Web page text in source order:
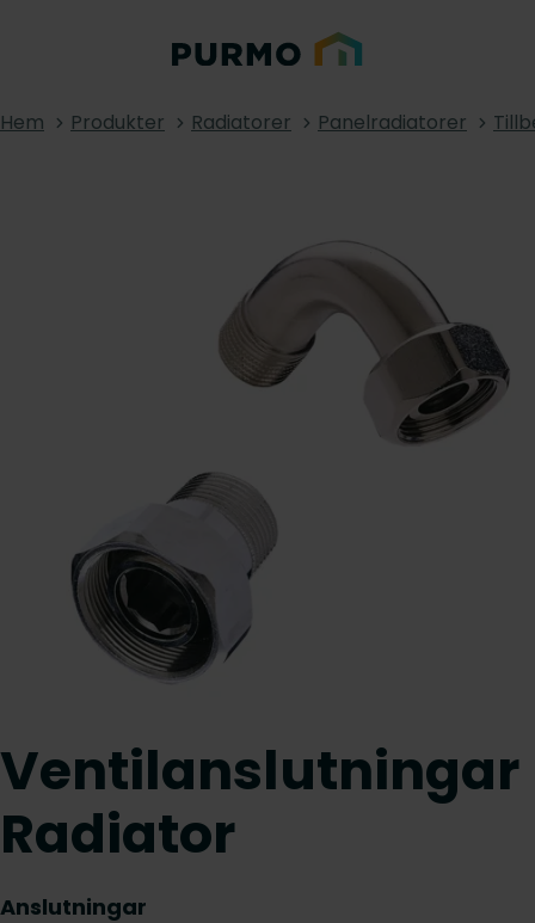
Hem Produkter Radiatorer Panelradiatorer
Ventilanslutningar
Radiator
Anslutningar